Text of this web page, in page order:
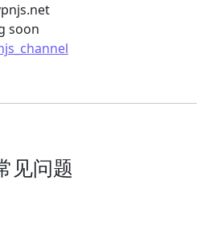
soon
见问题